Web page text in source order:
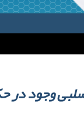
سلبی وجود